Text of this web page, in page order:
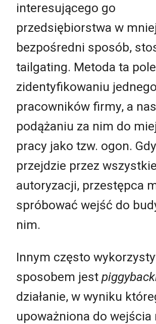
interesującego go
przedsiębiorstwa w
bezpośredni sposób,
tailgating. Metoda ta
zidentyfikowaniu
pracowników firmy, a
podążaniu za nim do
pracy jako tzw. ogon.
przejdzie przez
autoryzacji, przestępca
spróbować wejść do
nim.
Innym często
sposobem jest
działanie, w wyniku
upoważniona do wejścia